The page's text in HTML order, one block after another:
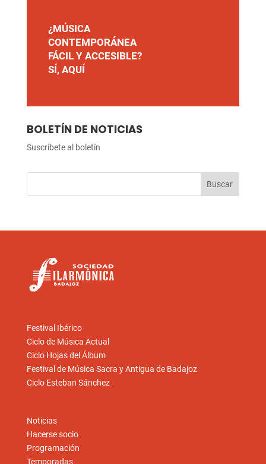
¿MÚSICA
CONTEMPORÁNEA
FÁCIL Y ACCESIBLE?
SÍ, AQUÍ
BOLETÍN DE NOTICIAS
Suscríbete al boletín
Festival Ibérico
Ciclo de Música Actual
Ciclo Hojas del Álbum
Festival de Música Sacra y Antigua de Badajoz
Ciclo Esteban Sánchez
Noticias
Hacerse socio
Programación
Temporadas